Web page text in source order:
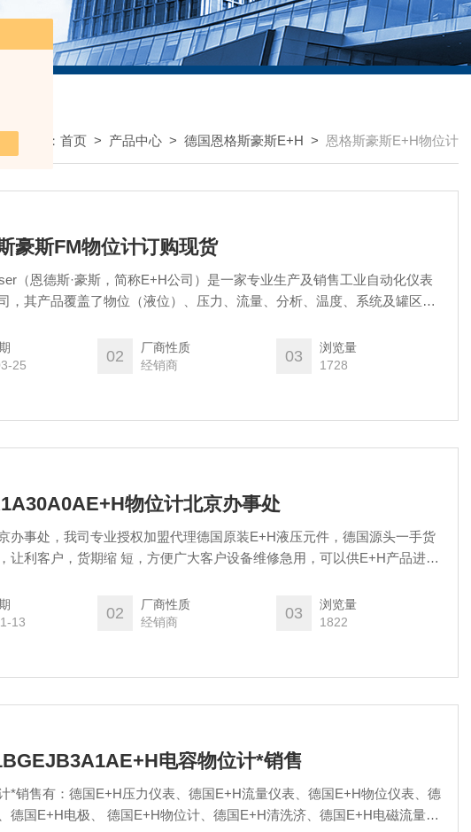
的位置： 首页 > 产品中心 > 德国恩格斯豪斯E+H > 恩格斯豪斯E+H物位计
豪斯FM物位计订购现货
（恩德斯·豪斯，简称E+H公司）是一家专业生产及销售工业自动化仪表
，其产品覆盖了物位（液位）、压力、流量、分析、温度、系统及罐区、
有超过5,800名员工在进行研究、开发、生产、销售和维护工作。
25
02
厂商性质
经销商
03
浏览量
1728
物位计北京办事处
办事处，我司专业授权加盟代理德国原装E+H液压元件，德国源头一手货
让利客户，货期缩 短，方便广大客户设备维修急用，可以供E+H产品进口
位计，e+h变送器，e+h电机，E+H物位计，e+h温度变送器，e+h音叉 液位
13
02
厂商性质
经销商
03
浏览量
1822
电容物位计*销售
*销售有：德国E+H压力仪表、德国E+H流量仪表、德国E+H物位仪表、德
德国E+H电极、 德国E+H物位计、德国E+H清洗济、德国E+H电磁流量